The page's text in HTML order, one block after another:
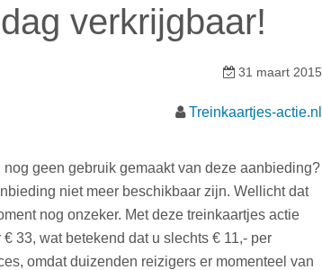
verkrijgbaar!
31 maart 2015
Treinkaartjes-actie.nl
geen gebruik gemaakt van deze aanbieding?
niet meer beschikbaar zijn. Wellicht dat
nog onzeker. Met deze treinkaartjes actie
33, wat betekend dat u slechts € 11,- per
omdat duizenden reizigers er momenteel van